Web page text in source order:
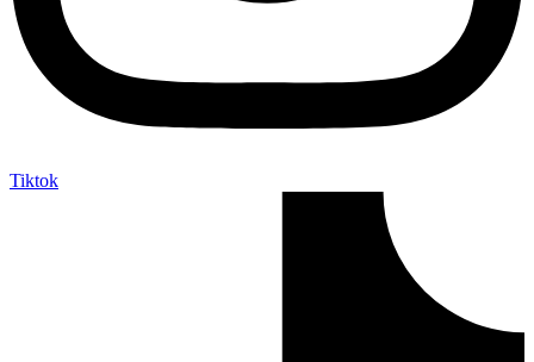
Tiktok